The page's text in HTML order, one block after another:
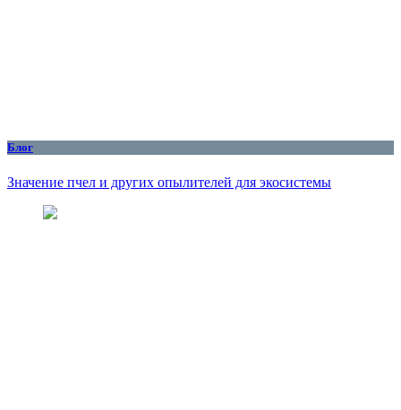
Блог
Значение пчел и других опылителей для экосистемы